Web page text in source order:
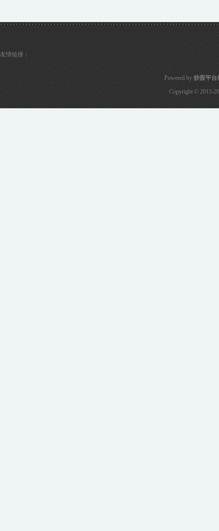
友情链接：
Powered by 炒股平台
Copyright © 2013-